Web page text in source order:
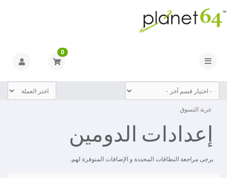
Toggle navigation
0
عربة التسوق
إعدادات الدومين
يرجى مراجعة النطاقات المحددة و الإضافات المتوفرة لهم.